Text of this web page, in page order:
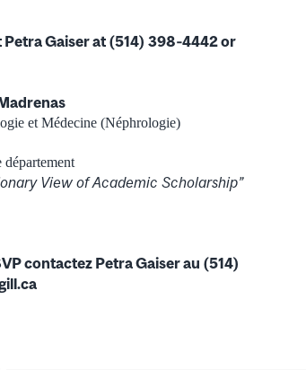
Gaiser at (514) 398‐4442 or
et Médecine (Néphrologie)
département
View of Academic Scholarship”
contactez Petra Gaiser au (514)